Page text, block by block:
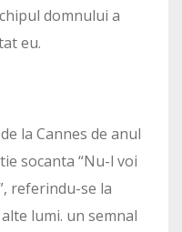
domnului a
eu.
la Cannes de anul
socanta “Nu-l voi
referindu-se la
lumi. un semnal